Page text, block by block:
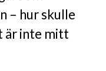
– hur skulle
är inte mitt